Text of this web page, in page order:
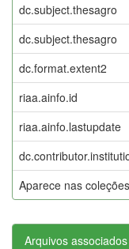
dc.subject.thesagro
dc.subject.thesagro
dc.format.extent2
riaa.ainfo.id
riaa.ainfo.lastupdate
Aparece nas
Arquivos